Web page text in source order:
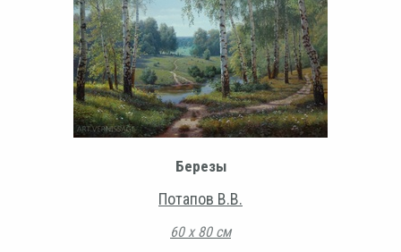
Березы
Потапов В.В.
60 х 80 см